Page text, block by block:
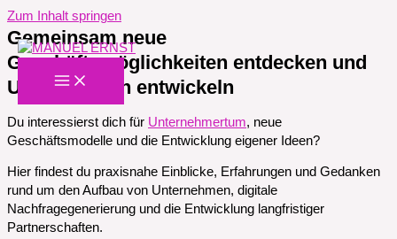
Zum Inhalt springen
Gemeinsam neue
Geschäftsmöglichkeiten entdecken und
Unternehmen entwickeln
Du interessierst dich für Unternehmertum, neue
Geschäftsmodelle und die Entwicklung eigener Ideen?
Hier findest du praxisnahe Einblicke, Erfahrungen und Gedanken
rund um den Aufbau von Unternehmen, digitale
Nachfragegenerierung und die Entwicklung langfristiger
Partnerschaften.